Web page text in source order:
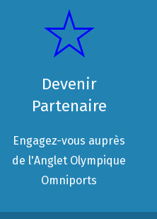
Devenir
Partenaire
Engagez-vous auprès
de l'Anglet Olympique
Omniports